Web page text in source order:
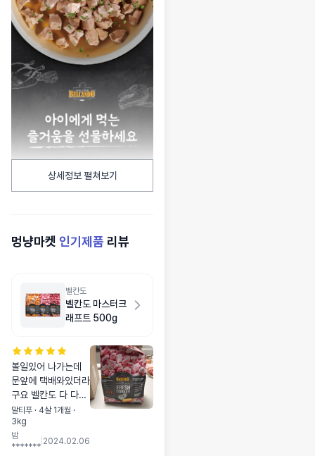
상세정보 펼쳐보기
멍냥마켓 인기제품 리뷰
벨칸도
벨칸도 마스터크
래프트 500g
볼일있어 나가는데
문앞에 택배와있더라
구요 벨칸도 다 다시
들어가서 프라스틱그
릇에 몇개 챙겨와서
차안에서 먹였어요
말티푸 · 4살 1개월 ·
3kg
밤
*******
2024.02.06